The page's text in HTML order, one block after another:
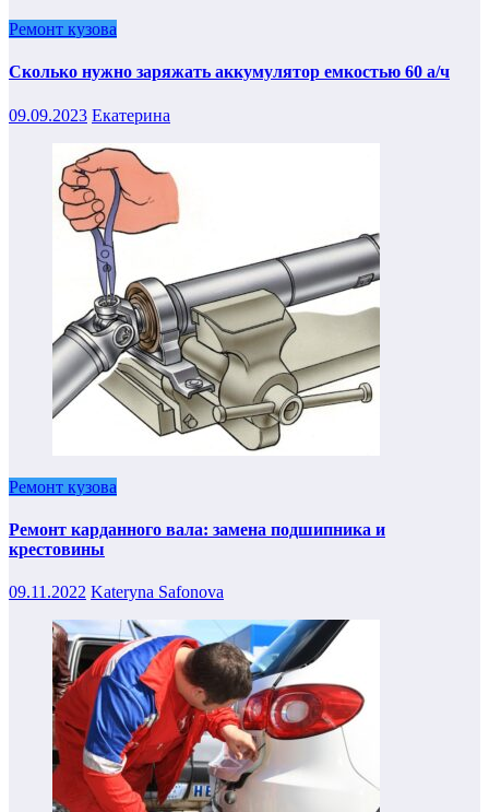
Ремонт кузова
Сколько нужно заряжать аккумулятор емкостью 60 а/ч
09.09.2023 Екатерина
Ремонт кузова
Ремонт карданного вала: замена подшипника и
крестовины
09.11.2022 Kateryna Safonova